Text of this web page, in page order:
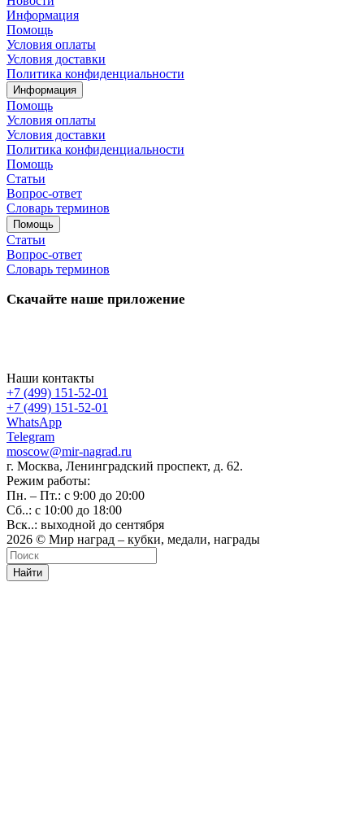
Информация
Помощь
Условия оплаты
Условия доставки
Политика конфиденциальности
Информация
Помощь
Условия оплаты
Условия доставки
Политика конфиденциальности
Помощь
Статьи
Вопрос-ответ
Словарь терминов
Помощь
Статьи
Вопрос-ответ
Словарь терминов
Скачайте наше приложение
Наши контакты
+7 (499) 151-52-01
+7 (499) 151-52-01
WhatsApp
Telegram
moscow@mir-nagrad.ru
г. Москва, Ленинградский проспект, д. 62.
Режим работы:
Пн. – Пт.: с 9:00 до 20:00
Сб..: с 10:00 до 18:00
Вск..: выходной до сентября
2026 © Мир наград – кубки, медали, награды
Найти